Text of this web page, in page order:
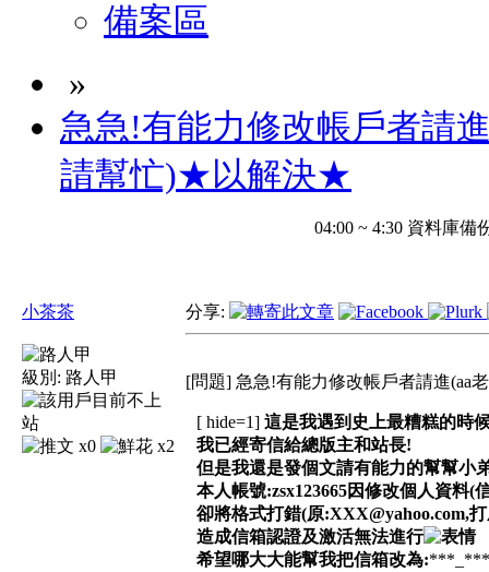
備案區
»
急急!有能力修改帳戶者請
請幫忙)★以解決★
04:00 ~ 4:30 資料庫
小茶茶
級別: 路人甲
x0 x2
分享:
[問題] 急急!有能力修改帳戶者請進
[ hide=1] 這是我遇到史上最糟糕的時
我已經寄信給總版主和站長!
但是我還是發個文請有能力的幫幫小
本人帳號:zsx123665因修改個人資料(
卻將格式打錯(原:XXX@yahoo.com,
造成信箱認證及激活無法進行
希望哪大大能幫我把信箱改為: